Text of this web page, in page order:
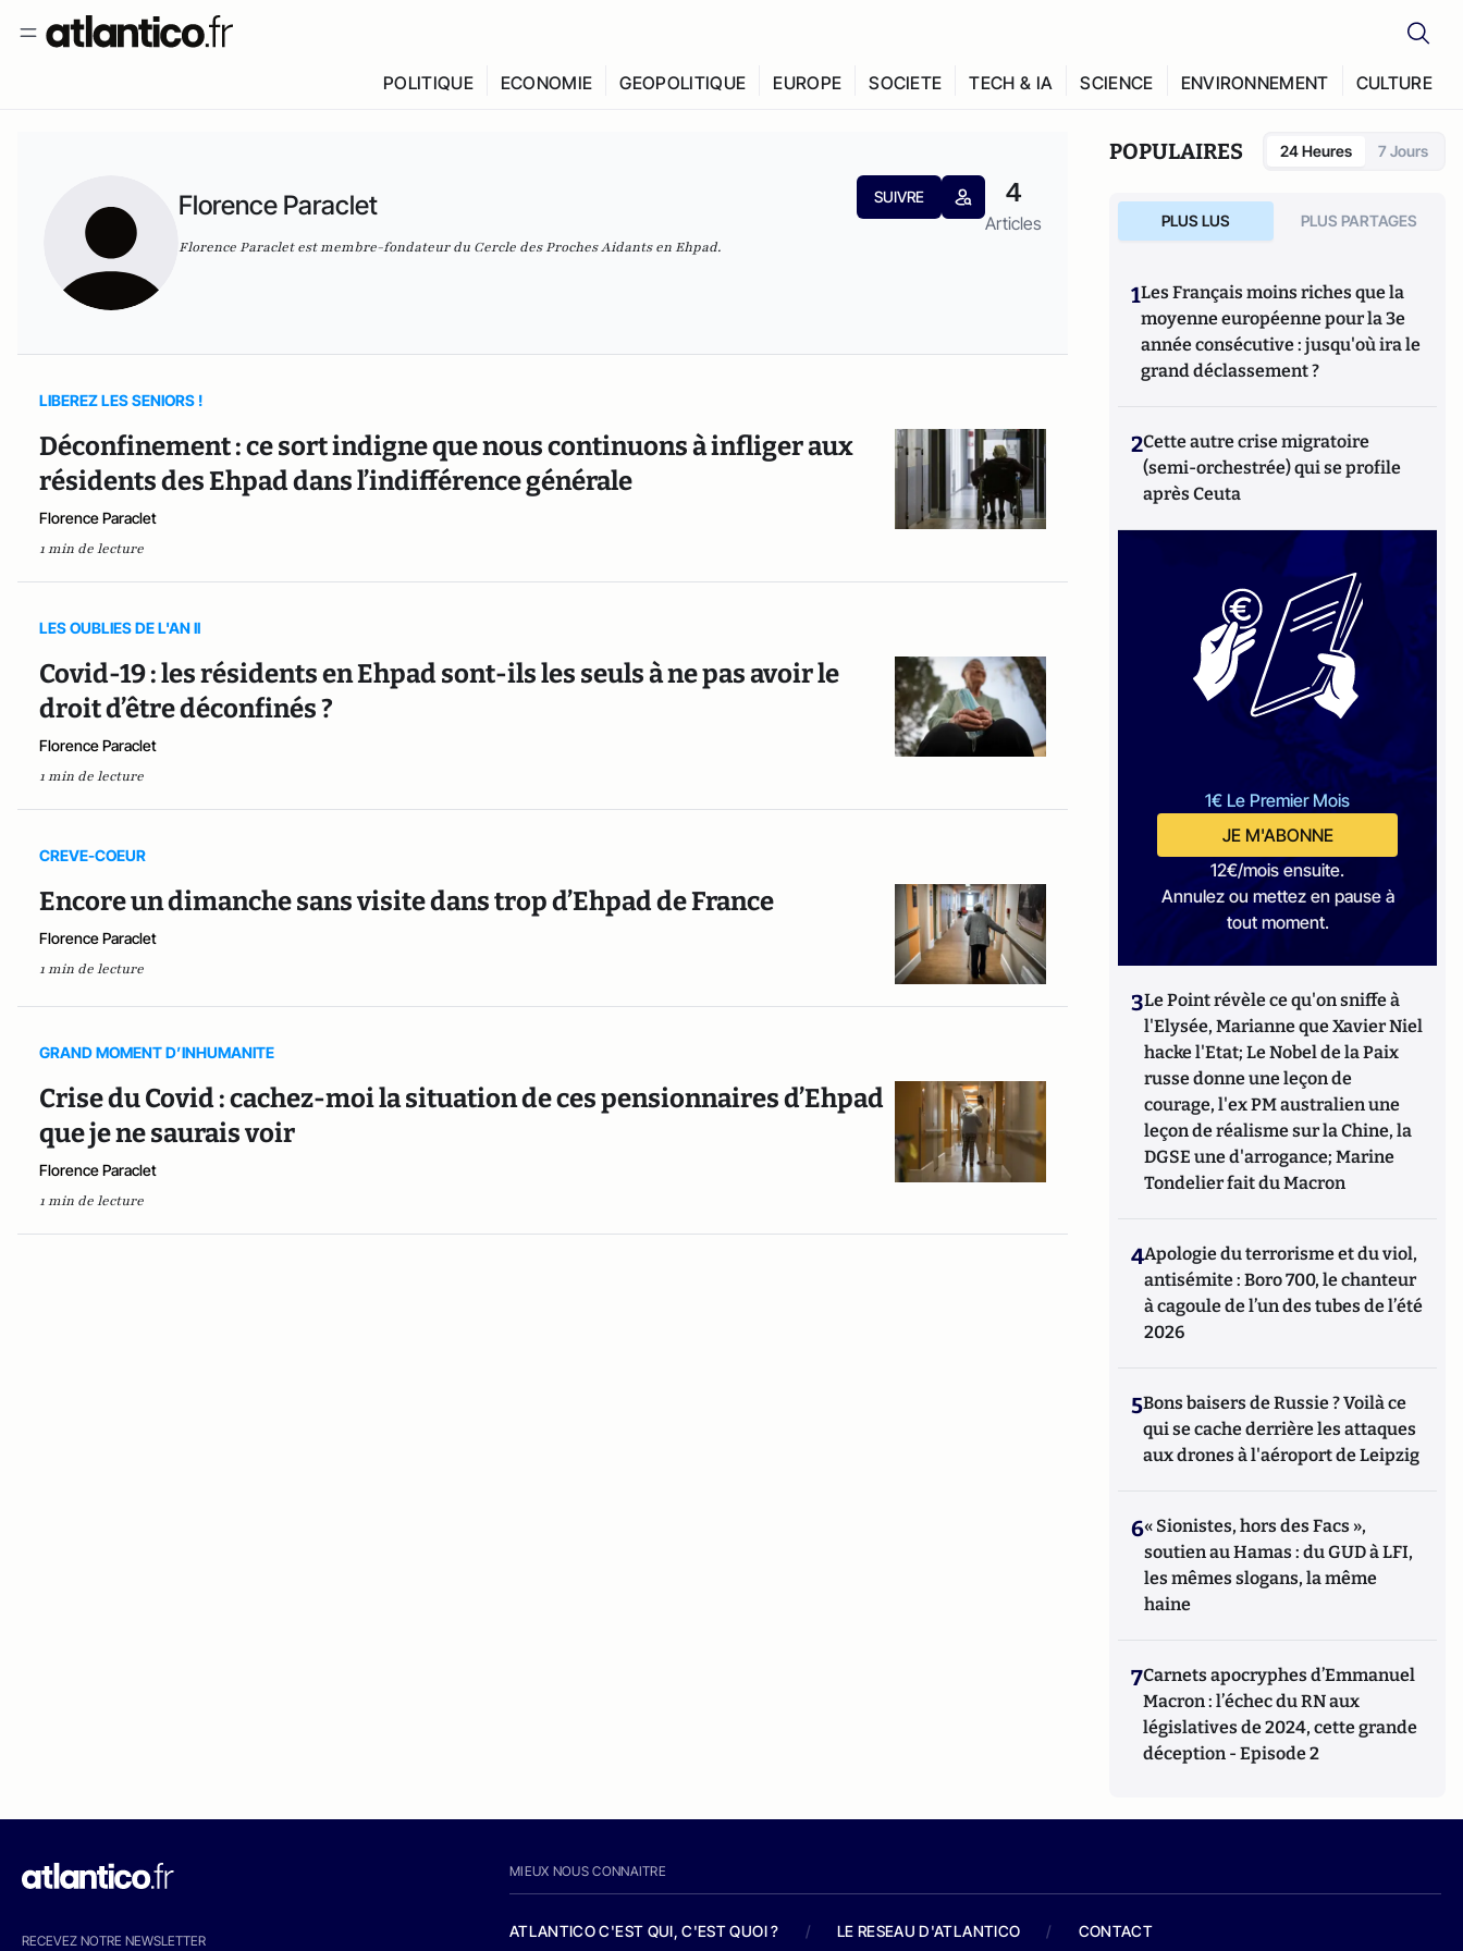
POLITIQUE ECONOMIE GEOPOLITIQUE EUROPE SOCIETE TECH & IA SCIENCE ENVIRONNEMENT CULTURE
Florence Paraclet SUIVRE 4
Articles
Florence Paraclet est membre-fondateur du Cercle des Proches Aidants en Ehpad.
LIBEREZ LES SENIORS !
Déconfinement : ce sort indigne que nous continuons à infliger aux
résidents des Ehpad dans l’indifférence générale
Florence Paraclet
1 min de lecture
LES OUBLIES DE L'AN II
Covid-19 : les résidents en Ehpad sont-ils les seuls à ne pas avoir le
droit d’être déconfinés ?
Florence Paraclet
1 min de lecture
CREVE-COEUR
Encore un dimanche sans visite dans trop d’Ehpad de France
Florence Paraclet
1 min de lecture
GRAND MOMENT D’INHUMANITE
Crise du Covid : cachez-moi la situation de ces pensionnaires d’Ehpad
que je ne saurais voir
Florence Paraclet
1 min de lecture
POPULAIRES 24 Heures 7 Jours
PLUS LUS PLUS PARTAGES
1Les Français moins riches que la
moyenne européenne pour la 3e
année consécutive : jusqu'où ira le
grand déclassement ?
2Cette autre crise migratoire
(semi-orchestrée) qui se profile
après Ceuta
1€ Le Premier Mois
JE M'ABONNE
12€/mois ensuite.
Annulez ou mettez en pause à
tout moment.
3Le Point révèle ce qu'on sniffe à
l'Elysée, Marianne que Xavier Niel
hacke l'Etat; Le Nobel de la Paix
russe donne une leçon de
courage, l'ex PM australien une
leçon de réalisme sur la Chine, la
DGSE une d'arrogance; Marine
Tondelier fait du Macron
4Apologie du terrorisme et du viol,
antisémite : Boro 700, le chanteur
à cagoule de l’un des tubes de l’été
2026
5Bons baisers de Russie ? Voilà ce
qui se cache derrière les attaques
aux drones à l'aéroport de Leipzig
6« Sionistes, hors des Facs »,
soutien au Hamas : du GUD à LFI,
les mêmes slogans, la même
haine
7Carnets apocryphes d’Emmanuel
Macron : l’échec du RN aux
législatives de 2024, cette grande
déception - Episode 2
RECEVEZ NOTRE NEWSLETTER
MIEUX NOUS CONNAITRE
ATLANTICO C'EST QUI, C'EST QUOI ? / LE RESEAU D'ATLANTICO / CONTACT